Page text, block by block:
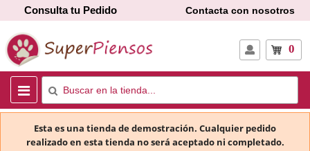
Consulta tu Pedido Contacta con nosotros
0
Esta es una tienda de demostración. Cualquier pedido
realizado en esta tienda no será aceptado ni completado.